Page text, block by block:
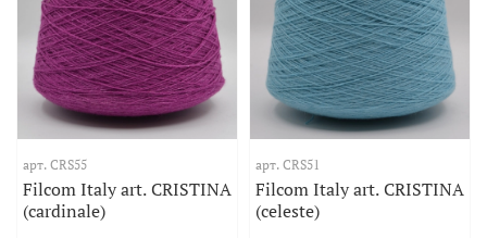
арт. CRS55
Filcom Italy art. CRISTINA
(cardinale)
арт. CRS51
Filcom Italy art. CRISTINA
(celeste)